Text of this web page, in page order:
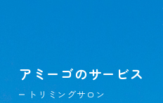
アミーゴのサービス
トリミングサロン